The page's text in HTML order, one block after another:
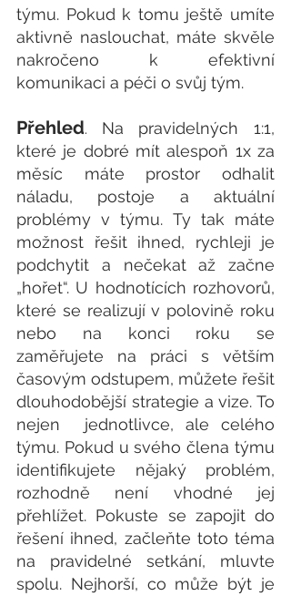
týmu. Pokud k tomu ještě umíte
aktivně naslouchat, máte skvěle
nakročeno k efektivní
komunikaci a péči o svůj tým.
Přehled. Na pravidelných 1:1,
které je dobré mít alespoň 1x za
měsíc máte prostor odhalit
náladu, postoje a aktuální
problémy v týmu. Ty tak máte
možnost řešit ihned, rychleji je
podchytit a nečekat až začne
„hořet“. U hodnotících rozhovorů,
které se realizují v polovině roku
nebo na konci roku se
zaměřujete na práci s větším
časovým odstupem, můžete řešit
dlouhodobější strategie a vize. To
nejen  jednotlivce, ale celého
týmu. Pokud u svého člena týmu
identifikujete nějaký problém,
rozhodně není vhodné jej
přehlížet. Pokuste se zapojit do
řešení ihned, začleňte toto téma
na pravidelné setkání, mluvte
spolu. Nejhorší, co může být je